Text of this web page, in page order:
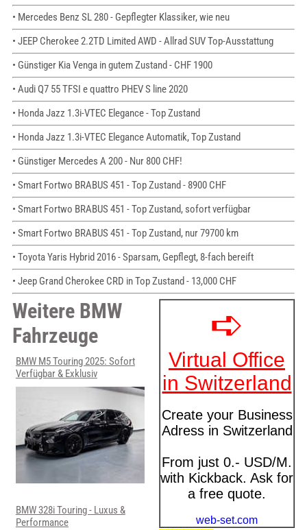
• Mercedes Benz SL 280 - Gepflegter Klassiker, wie neu
• JEEP Cherokee 2.2TD Limited AWD - Allrad SUV Top-Ausstattung
• Günstiger Kia Venga in gutem Zustand - CHF 1900
• Audi Q7 55 TFSI e quattro PHEV S line 2020
• Honda Jazz 1.3i-VTEC Elegance - Top Zustand
• Honda Jazz 1.3i-VTEC Elegance Automatik, Top Zustand
• Günstiger Mercedes A 200 - Nur 800 CHF!
• Smart Fortwo BRABUS 451 - Top Zustand - 8900 CHF
• Smart Fortwo BRABUS 451 - Top Zustand, sofort verfügbar
• Smart Fortwo BRABUS 451 - Top Zustand, nur 79700 km
• Toyota Yaris Hybrid 2016 - Sparsam, Gepflegt, 8-fach bereift
• Jeep Grand Cherokee CRD in Top Zustand - 13,000 CHF
Weitere BMW
Fahrzeuge
BMW M5 Touring 2025: Sofort
Verfügbar & Exklusiv
BMW 328i Touring - Luxus &
Performance